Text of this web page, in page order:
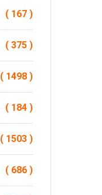
( 167 )
( 375 )
( 1498 )
( 184 )
( 1503 )
( 686 )